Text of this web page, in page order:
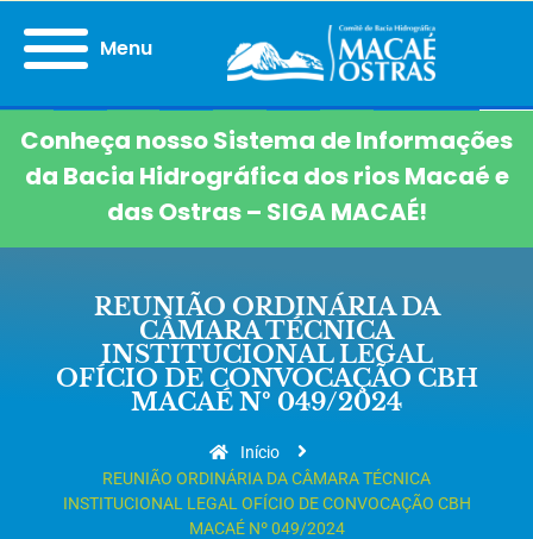
Menu
Conheça nosso Sistema de Informações
da Bacia Hidrográfica dos rios Macaé e
das Ostras – SIGA MACAÉ!
REUNIÃO ORDINÁRIA DA
CÂMARA TÉCNICA
INSTITUCIONAL LEGAL
OFÍCIO DE CONVOCAÇÃO CBH
MACAÉ Nº 049/2024
Início
REUNIÃO ORDINÁRIA DA CÂMARA TÉCNICA
INSTITUCIONAL LEGAL OFÍCIO DE CONVOCAÇÃO CBH
MACAÉ Nº 049/2024